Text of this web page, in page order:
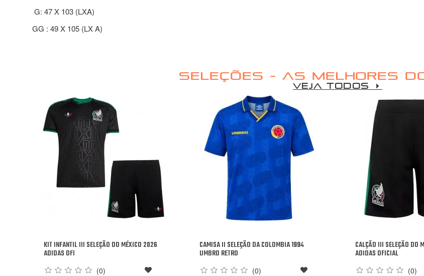
G: 47 X 103 (LXA)
GG : 49 X 105 (LX A)
SELEÇÕES - AS MELHORES
VEJA TODOS
KIT INFANTIL III SELEÇÃO DO MÉXICO 2026
ADIDAS OFI
(0)
CAMISA II SELEÇÃO DA COLOMBIA 1994
UMBRO RETRO
(0)
CALÇÃO III SELEÇÃO DO
ADIDAS OFICIAL
(0)